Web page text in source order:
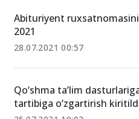
O‘xshash xabarlar
2021
28.07.2021 00:57